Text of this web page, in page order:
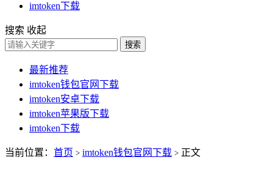
imtoken下载
搜索 收起
搜索
最新推荐
imtoken钱包官网下载
imtoken安卓下载
imtoken苹果版下载
imtoken下载
当前位置： 首页 > imtoken钱包官网下载 > 正文